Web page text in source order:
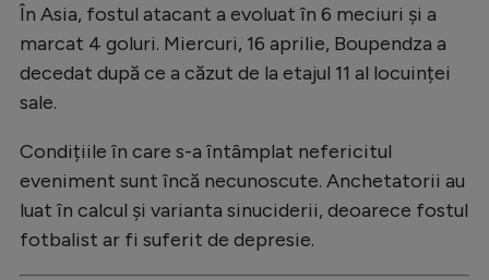
În Asia, fostul atacant a evoluat în 6 meciuri și a
marcat 4 goluri. Miercuri, 16 aprilie, Boupendza a
decedat după ce a căzut de la etajul 11 al locuinței
sale.
Condițiile în care s-a întâmplat nefericitul
eveniment sunt încă necunoscute. Anchetatorii au
luat în calcul și varianta sinuciderii, deoarece fostul
fotbalist ar fi suferit de depresie.